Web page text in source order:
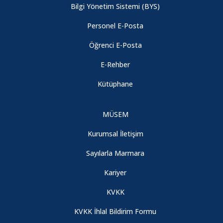
Üniversite Öğrencilerinde Fiziksel Aktivite Düzeyi Ve Anksiyete:
Aktif Ve İnaktif Öğrenciler Arasındaki Farklılıklar Anket
Üniversite Öğrencileri Arasında Depresyon Düzeylerinin Beck
ZORUNLU ORTAK KÜLTÜR DERSLERİNE AİT SINAV DERSLİK
Yüksekokulumuz 2025-2026 Öğretim Yılı Mezuniyet Töreni
STAJ SGK GİRİŞ DUYURUSU
Bilgi Yönetim Sistemi (BYS)
Personel E-Posta
Öğrenci E-Posta
E-Rehber
Kütüphane
MÜSEM
Kurumsal İletişim
Sayılarla Marmara
Kariyer
KVKK
KVKK İhlal Bildirim Formu